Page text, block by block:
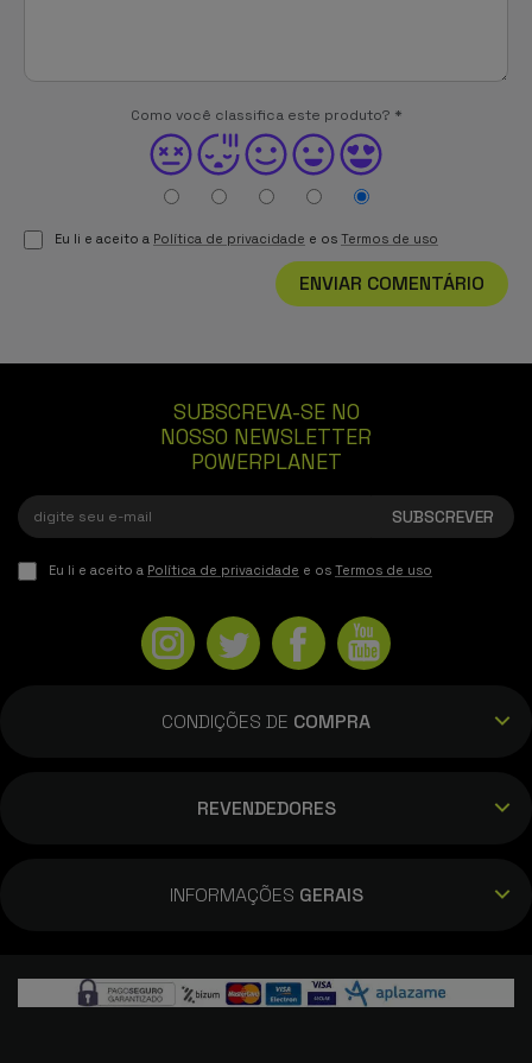
Como você classifica este produto? *
Eu li e aceito a Política de privacidade e os Termos de uso
ENVIAR COMENTÁRIO
SUBSCREVA-SE NO
NOSSO NEWSLETTER
POWERPLANET
Eu li e aceito a Política de privacidade e os Termos de uso
CONDIÇÕES DE COMPRA
REVENDEDORES
INFORMAÇÕES GERAIS